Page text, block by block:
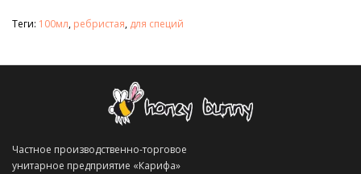
Теги: 100мл, ребристая, для специй
Частное производственно-торговое
унитарное предприятие «Карифа»